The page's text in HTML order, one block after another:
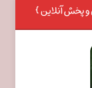
پخش آنلاین }